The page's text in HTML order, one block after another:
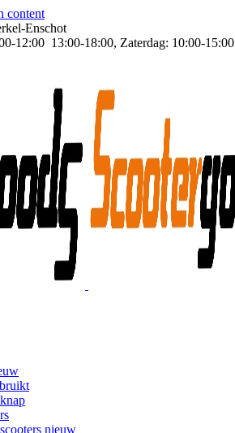
content
Enschot
12:00 13:00-18:00, Zaterdag: 10:00-15:00
nieuw